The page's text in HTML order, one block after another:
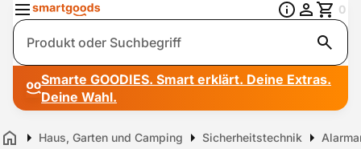
Suche
0
Smarte GOODIES. Smart erklärt. Deine Extras.
Deine Wahl.
Home Haus, Garten und Camping Sicherheitstechnik